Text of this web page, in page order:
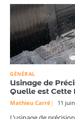
GÉNÉRAL
Usinage de
Quelle est Cette
Mathieu Carré 11